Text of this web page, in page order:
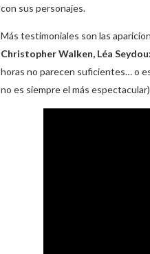
con sus personajes.
Más testimoniales son las
Christopher Walken, Léa
horas no parecen suficientes… o
no es siempre el más